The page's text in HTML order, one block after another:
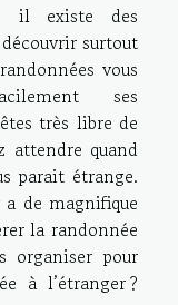
il existe des
surtout
vous
ses
très libre de
attendre quand
parait étrange.
a de magnifique
la randonnée
organiser pour
à l’étranger ?